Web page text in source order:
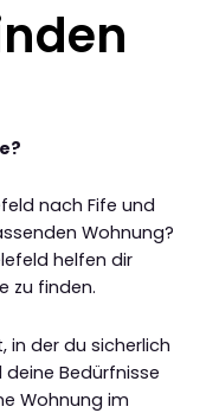
nach Fife und
Wohnung?
helfen dir
zu finden.
in der du sicherlich
Bedürfnisse
Wohnung im